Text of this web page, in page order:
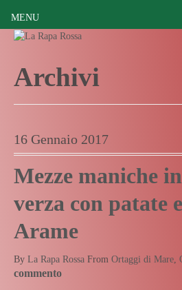
Archivi
16 Gennaio 2017
Mezze maniche
verza con patate
Arame
By La Rapa Rossa From Ortaggi di Mare,
commento
MENU